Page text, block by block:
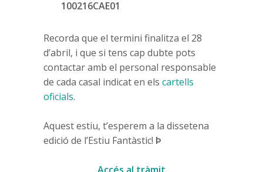
100216CAE01
Recorda que el termini finalitza el 28
d’abril, i que si tens cap dubte pots
contactar amb el personal responsable
de cada casal indicat en els cartells
oficials.
Aquest estiu, t’esperem a la dissetena
edició de l’Estiu Fantàstic! Þ